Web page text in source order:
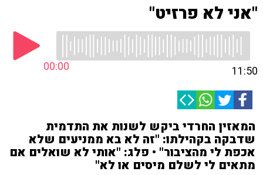
"אני לא פרזיט"
00:00 11:50
המאזין החרדי ביקש לשנות את התדמית
שדבקה בקהילתו: "זה לא בא ממניעים שלא
אכפת לי מהציבור" • פלג: "אותי לא שואלים אם
מתאים לי לשלם מיסים או לא"